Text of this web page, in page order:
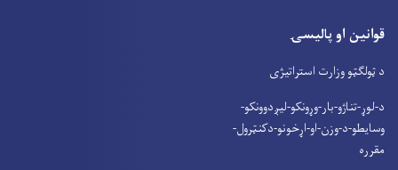
قوانین او پالیسۍ
د ټولګټو وزارت استراتیژی
د-لوړ-تناژو-بار-وړونکو-لیږدوونکو-
وسایطو-د-وزن-او-اړخونو-دکنټرول-
مقرره